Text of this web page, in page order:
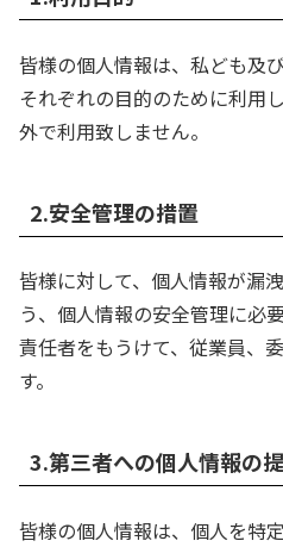
皆様の個人情報は、私ども及
それぞれの目的のために利用
外で利用致しません。
2.安全管理の措置
皆様に対して、個人情報が漏
う、個人情報の安全管理に必
責任者をもうけて、従業員、
す。
3.第三者への個人情報の
皆様の個人情報は、個人を特